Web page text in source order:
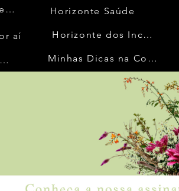
Quem Acontece
aí
No Mundo da Moda
Horizonte Saúde
Horizonte dos Inconfidentes
Minhas Dicas na Cozinha